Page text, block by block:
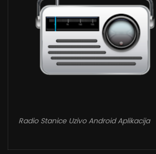
Radio Stanice Uzivo Android Aplikacija